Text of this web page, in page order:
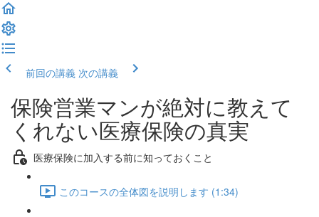
前回の講義 次の講義
保険営業マンが絶対に教えて
くれない医療保険の真実
医療保険に加入する前に知っておくこと
このコースの全体図を説明します (1:34)